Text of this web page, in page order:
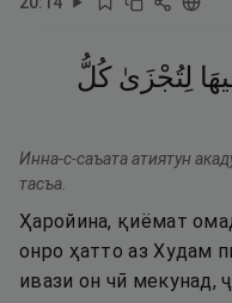
لِتُجْزَىٰ كُلُّ
Инна-с-саъата атиятун
тасъа.
Ҳаройина, қиёмат
онро ҳатто аз Худам
ивази он чӣ мекунад,